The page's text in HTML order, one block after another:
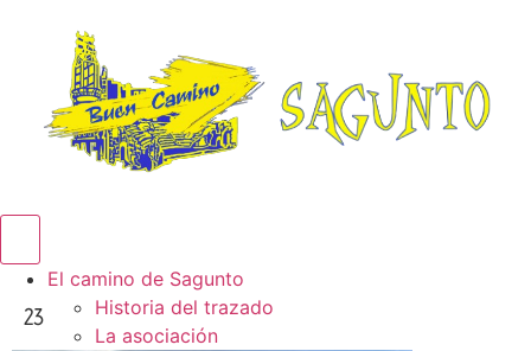
El camino de Sagunto
Historia del trazado
La asociación
23